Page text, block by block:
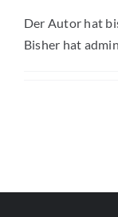
Der Autor hat
Bisher hat